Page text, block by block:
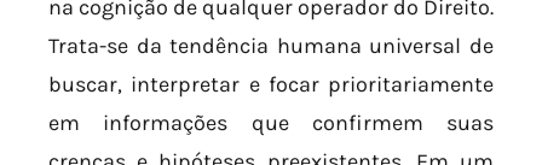
na cognição de qualquer operador do Direito.
Trata-se da tendência humana universal de
buscar, interpretar e focar prioritariamente
em informações que confirmem suas